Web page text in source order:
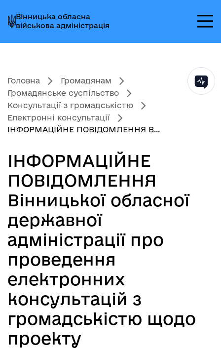
до
головного
меню
до
головного
вмісту
до
головного
колонтитула
Вінницька обласна
військова адміністрація
Головна
Громадянам
Громадянське суспільство
Консультації з громадськістю
Електронні консультації
ІНФОРМАЦІЙНЕ ПОВІДОМЛЕННЯ В...
ІНФОРМАЦІЙНЕ
ПОВІДОМЛЕННЯ
Вінницької обласної
державної
адміністрації про
проведення
електронних
консультацій з
громадськістю щодо
проекту